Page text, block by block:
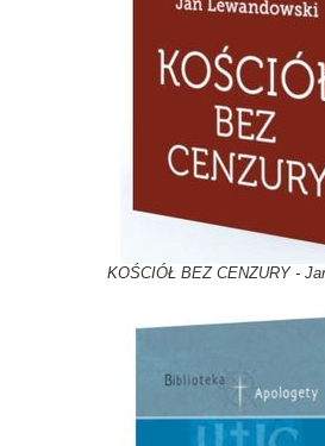
KOŚCIÓŁ BEZ CENZURY -